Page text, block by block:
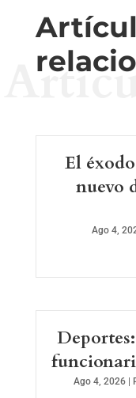
El
nuevo
Ago 4,
Ago 4, 2026